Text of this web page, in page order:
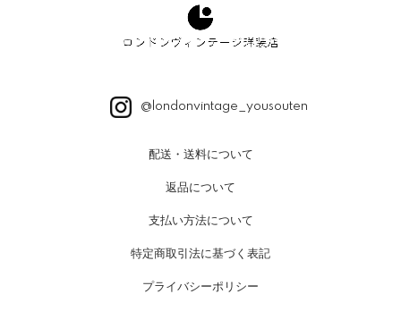
@londonvintage_yousouten
配送・送料について
返品について
支払い方法について
特定商取引法に基づく表記
プライバシーポリシー